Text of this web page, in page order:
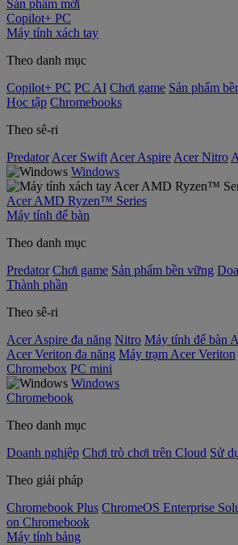
Sản phẩm mới
Copilot+ PC
Máy tính xách tay
Theo danh mục
Copilot+ PC PC AI Chơi game Sản phẩm
Học tập Chromebooks
Theo sê-ri
Predator Acer Swift Acer Aspire Acer Nitro
Windows
Acer AMD Ryzen™ Series
Máy tính để bàn
Theo danh mục
Predator Chơi game Sản phẩm bền vững
Thành phần
Theo sê-ri
Acer Aspire đa năng Nitro Máy tính để bàn
Acer Veriton đa năng Máy trạm Acer Veriton
Chromebox PC mini
Windows
Chromebook
Theo danh mục
Doanh nghiệp Chơi trò chơi trên Cloud Sử
Theo giải pháp
Chromebook Plus ChromeOS Enterprise
on Chromebook
Máy tính bảng